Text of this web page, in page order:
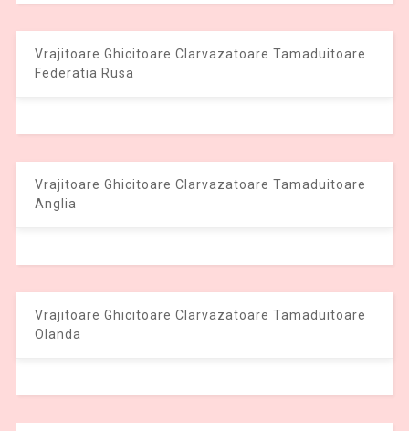
Vrajitoare Ghicitoare Clarvazatoare Tamaduitoare
Federatia Rusa
Vrajitoare Ghicitoare Clarvazatoare Tamaduitoare
Anglia
Vrajitoare Ghicitoare Clarvazatoare Tamaduitoare
Olanda